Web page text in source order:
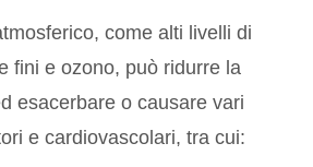
come alti livelli di
fini e ozono, può ridurre la
esacerbare o causare vari
e cardiovascolari, tra cui: